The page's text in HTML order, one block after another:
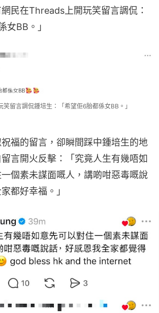
民在Threads上開玩笑留言調侃：
女BB。」
留言調侃鍾培生：「希望佢6胎都係女BB。」
福的留言，卻瞬間踩中鍾培生的地
言開火反擊：「究竟人生有幾唔如
個素未謀面嘅人，講啲咁惡毒嘅說
都好幸福。」